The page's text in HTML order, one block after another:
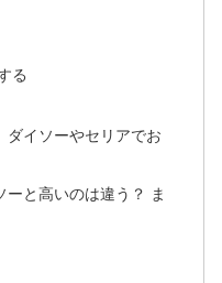
る
ダイソーやセリアでお
と高いのは違う？ ま